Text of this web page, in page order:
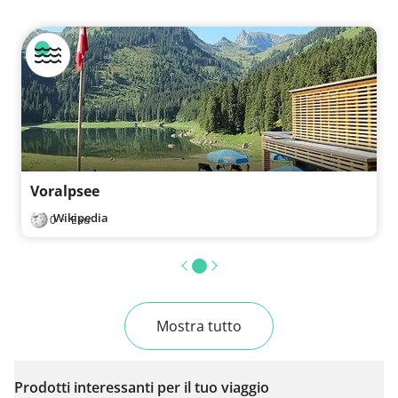
Visualizza sulla mappa
Hai notato qualcosa su questo itinerario?Aggiungere
un problema
Voralpsee
0 · Eau
Wikipedia
Mostra tutto
Prodotti interessanti per il tuo viaggio